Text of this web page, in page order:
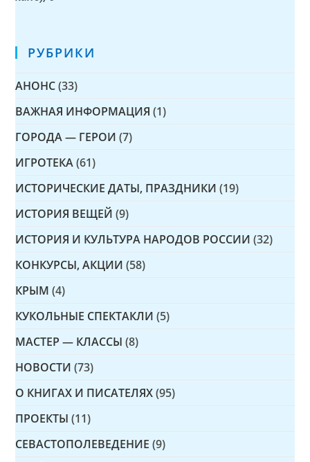
РУБРИКИ
АНОНС (33)
ВАЖНАЯ ИНФОРМАЦИЯ (1)
ГОРОДА — ГЕРОИ (7)
ИГРОТЕКА (61)
ИСТОРИЧЕСКИЕ ДАТЫ, ПРАЗДНИКИ (19)
ИСТОРИЯ ВЕЩЕЙ (9)
ИСТОРИЯ И КУЛЬТУРА НАРОДОВ РОССИИ (32)
КОНКУРСЫ, АКЦИИ (58)
КРЫМ (4)
КУКОЛЬНЫЕ СПЕКТАКЛИ (5)
МАСТЕР — КЛАССЫ (8)
НОВОСТИ (73)
О КНИГАХ И ПИСАТЕЛЯХ (95)
ПРОЕКТЫ (11)
СЕВАСТОПОЛЕВЕДЕНИЕ (9)